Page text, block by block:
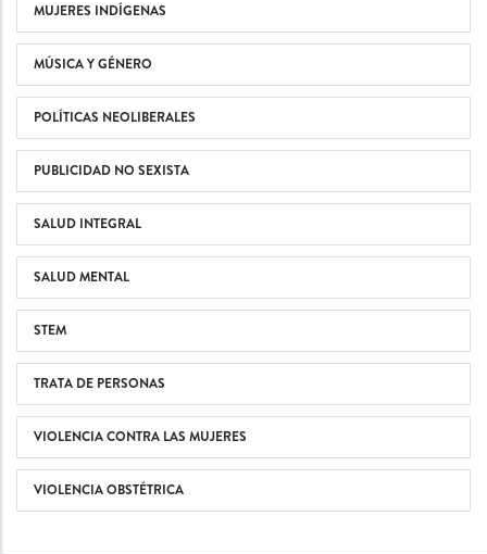
MUJERES INDÍGENAS
MÚSICA Y GÉNERO
POLÍTICAS NEOLIBERALES
PUBLICIDAD NO SEXISTA
SALUD INTEGRAL
SALUD MENTAL
STEM
TRATA DE PERSONAS
VIOLENCIA CONTRA LAS MUJERES
VIOLENCIA OBSTÉTRICA